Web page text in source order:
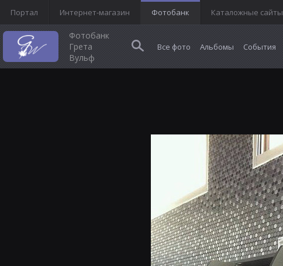
Портал Интернет-магазин Фотобанк Каталожные сайты
Фотобанк
Грета
Вульф
Все фото Альбомы События